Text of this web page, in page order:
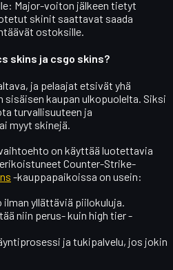
Major-voiton jälkeen tietyt
skinit saattavat saada
ostoksille.
skins ja csgo skins?
ja pelaajat etsivät yhä
kaupan ulkopuolelta. Siksi
turvallisuuteen ja
myyt skinejä.
on käyttää luotettavia
Counter-Strike-
-kauppapaikoissa on usein:
ilman yllättäviä piilokuluja.
niin perus- kuin high tier-
ja tukipalvelu, jos jokin